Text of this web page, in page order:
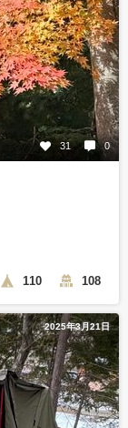
31 0
110 108
2025年3月21日